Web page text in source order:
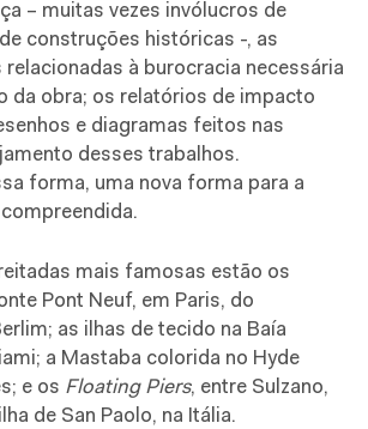
– muitas vezes invólucros de
construções históricas -, as
à burocracia necessária
da obra; os relatórios de impacto
e diagramas feitos nas
desses trabalhos.
forma, uma nova forma para a
mais famosas estão os
Pont Neuf, em Paris, do
as ilhas de tecido na Baía
a Mastaba colorida no Hyde
e os Floating Piers, entre Sulzano,
de San Paolo, na Itália.